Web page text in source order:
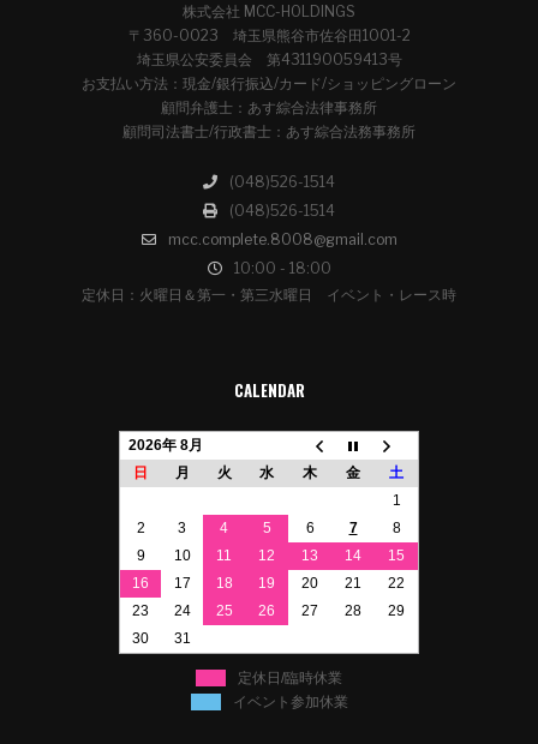
株式会社 MCC-HOLDINGS
〒360-0023 埼玉県熊谷市佐谷田1001-2
埼玉県公安委員会 第431190059413号
お支払い方法：現金/銀行振込/カード/ショッピングローン
顧問弁護士：あす綜合法律事務所
顧問司法書士/行政書士：あす綜合法務事務所
(048)526-1514
(048)526-1514
mcc.complete.8008@gmail.com
10:00 - 18:00
定休日：火曜日＆第一・第三水曜日 イベント・レース時
CALENDAR
2026年 8月
日
月 火 水 木 金
土
1
2
3 4 5 6 7
8
9
10 11 12 13 14
15
16
17 18 19 20 21
22
23
24 25 26 27 28
29
30
31
定休日/臨時休業
イベント参加休業